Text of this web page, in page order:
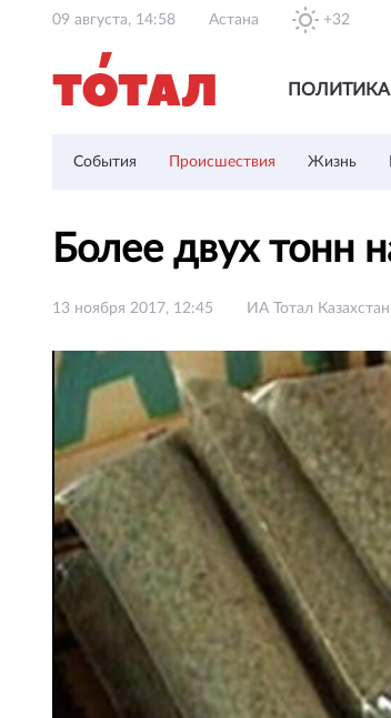
09 августа, 14:58 Астана +32
ПОЛИТИКА
События Происшествия Жизнь
Более двух тонн
13 ноября 2017, 12:45 ИА Тотал Казахстан